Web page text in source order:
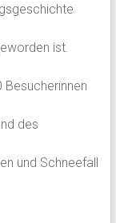
ist.
des
und Schneefall